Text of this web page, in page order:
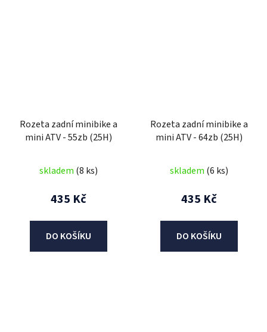
Rozeta zadní minibike a
mini ATV - 55zb (25H)
skladem (8 ks)
435 Kč
DO KOŠÍKU
Rozeta zadní minibike a
mini ATV - 64zb (25H)
skladem (6 ks)
435 Kč
DO KOŠÍKU